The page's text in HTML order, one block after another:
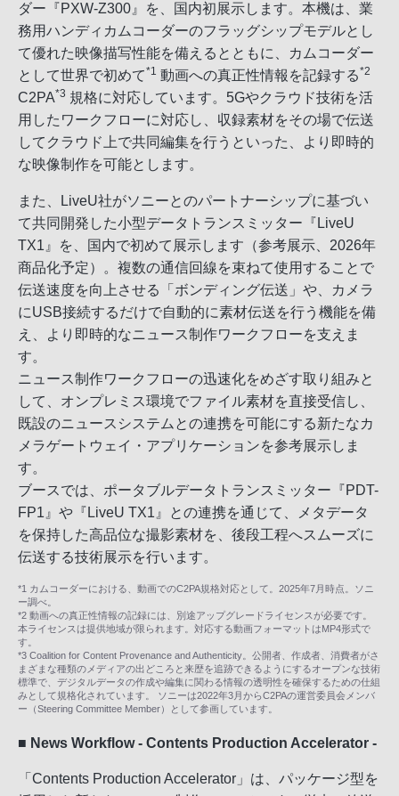
ダー『PXW-Z300』を、国内初展示します。本機は、業
務用ハンディカムコーダーのフラッグシップモデルとし
て優れた映像描写性能を備えるとともに、カムコーダー
として世界で初めて*1 動画への真正性情報を記録する*2
C2PA*3 規格に対応しています。5Gやクラウド技術を活
用したワークフローに対応し、収録素材をその場で伝送
してクラウド上で共同編集を行うといった、より即時的
な映像制作を可能とします。
また、LiveU社がソニーとのパートナーシップに基づい
て共同開発した小型データトランスミッター『LiveU
TX1』を、国内で初めて展示します（参考展示、2026年
商品化予定）。複数の通信回線を束ねて使用することで
伝送速度を向上させる「ボンディング伝送」や、カメラ
にUSB接続するだけで自動的に素材伝送を行う機能を備
え、より即時的なニュース制作ワークフローを支えま
す。
ニュース制作ワークフローの迅速化をめざす取り組みと
して、オンプレミス環境でファイル素材を直接受信し、
既設のニュースシステムとの連携を可能にする新たなカ
メラゲートウェイ・アプリケーションを参考展示しま
す。
ブースでは、ポータブルデータトランスミッター『PDT-
FP1』や『LiveU TX1』との連携を通じて、メタデータ
を保持した高品位な撮影素材を、後段工程へスムーズに
伝送する技術展示を行います。
*1 カムコーダーにおける、動画でのC2PA規格対応として。2025年7月時点。ソニ
ー調べ。
*2 動画への真正性情報の記録には、別途アップグレードライセンスが必要です。
本ライセンスは提供地域が限られます。対応する動画フォーマットはMP4形式で
す。
*3 Coalition for Content Provenance and Authenticity。公開者、作成者、消費者がさ
まざまな種類のメディアの出どころと来歴を追跡できるようにするオープンな技術
標準で、デジタルデータの作成や編集に関わる情報の透明性を確保するための仕組
みとして規格化されています。 ソニーは2022年3月からC2PAの運営委員会メンバ
ー（Steering Committee Member）として参画しています。
■ News Workflow - Contents Production Accelerator -
「Contents Production Accelerator」は、パッケージ型を